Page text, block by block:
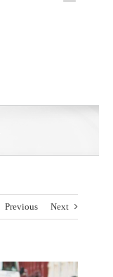
Previous Next